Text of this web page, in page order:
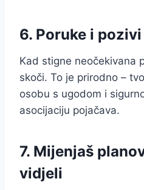
6. Poruke i
Kad stigne neočekivana
skoči. To je prirodno –
osobu s ugodom i
asocijaciju pojačava.
7. Mijenjaš
vidjeli